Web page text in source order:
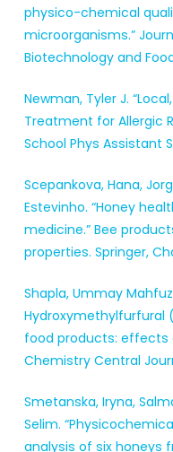
physico-chemical
microorganisms.”
Biotechnology and
Newman, Tyler J.
Treatment for Allergic
School Phys Assistant
Scepankova, Hana,
Estevinho. “Honey
medicine.” Bee
properties. Springer,
Shapla, Ummay
Hydroxymethylfurfural
food products: effects
Chemistry Central
Smetanska, Iryna,
Selim.
analysis of six honeys